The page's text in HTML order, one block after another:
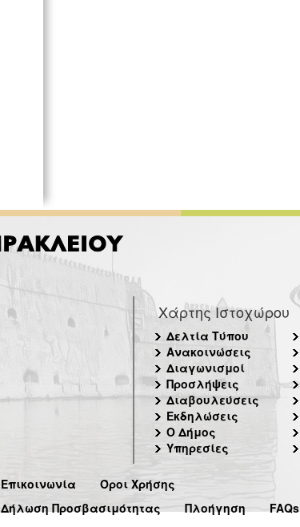
Χάρτης Ιστοχώρου
Δελτία Τύπου
Ανακοινώσεις
Διαγωνισμοί
Προσλήψεις
Διαβουλεύσεις
Εκδηλώσεις
Ο Δήμος
Υπηρεσίες
Επικοινωνία
Όροι Χρήσης
Δήλωση Προσβασιμότητας
Πλοήγηση FAQs